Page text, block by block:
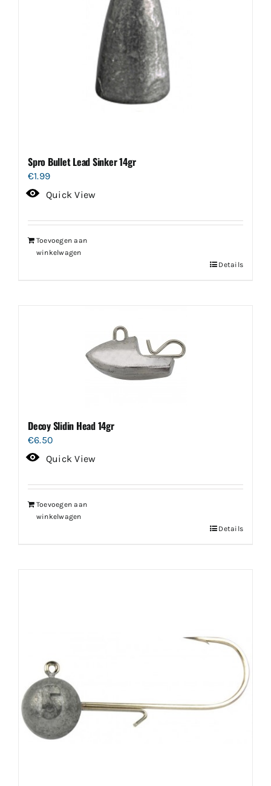
Spro Bullet Lead Sinker 14gr
€1.99
Quick View
Toevoegen aan
winkelwagen
Details
Decoy Slidin Head 14gr
€6.50
Quick View
Toevoegen aan
winkelwagen
Details